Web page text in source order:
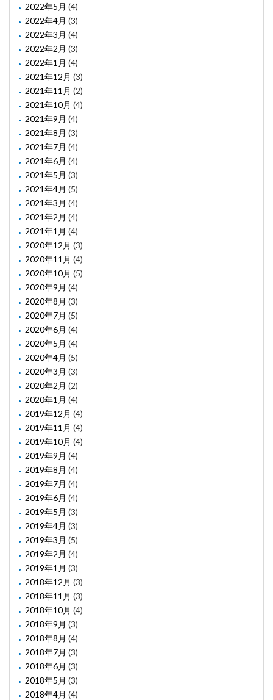
2022年5月 (4)
2022年4月 (3)
2022年3月 (4)
2022年2月 (3)
2022年1月 (4)
2021年12月 (3)
2021年11月 (2)
2021年10月 (4)
2021年9月 (4)
2021年8月 (3)
2021年7月 (4)
2021年6月 (4)
2021年5月 (3)
2021年4月 (5)
2021年3月 (4)
2021年2月 (4)
2021年1月 (4)
2020年12月 (3)
2020年11月 (4)
2020年10月 (5)
2020年9月 (4)
2020年8月 (3)
2020年7月 (5)
2020年6月 (4)
2020年5月 (4)
2020年4月 (5)
2020年3月 (3)
2020年2月 (2)
2020年1月 (4)
2019年12月 (4)
2019年11月 (4)
2019年10月 (4)
2019年9月 (4)
2019年8月 (4)
2019年7月 (4)
2019年6月 (4)
2019年5月 (3)
2019年4月 (3)
2019年3月 (5)
2019年2月 (4)
2019年1月 (3)
2018年12月 (3)
2018年11月 (3)
2018年10月 (4)
2018年9月 (3)
2018年8月 (4)
2018年7月 (3)
2018年6月 (3)
2018年5月 (3)
2018年4月 (4)